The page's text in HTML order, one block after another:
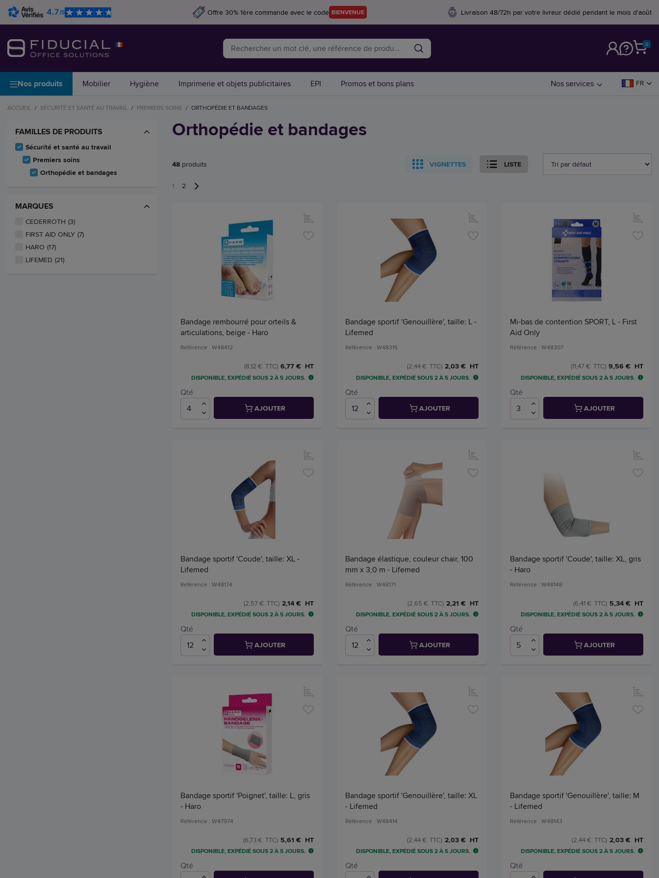
4.7/5 Offre 30% 1ère commande avec le code BIENVENUE Livraison 48/72h par votre livreur dédié pendant le mois d'août
0
Nos produits Mobilier Hygiène Imprimerie et objets publicitaires EPI Promos et bons plans Nos services FR
ACCUEIL / SÉCURITÉ ET SANTÉ AU TRAVAIL / PREMIERS SOINS / ORTHOPÉDIE ET BANDAGES
FAMILLES DE PRODUITS
Sécurité et santé au travail
Premiers soins
Orthopédie et bandages
MARQUES
CEDERROTH (3)
FIRST AID ONLY (7)
HARO (17)
LIFEMED (21)
Orthopédie et bandages
48 produits VIGNETTES LISTE
1 2
Bandage rembourré pour orteils &
articulations, beige - Haro
Référence : W48412
6,77 € HT
(8,12 € TTC)
DISPONIBLE, EXPÉDIÉ SOUS 2 À 5 JOURS.
Qté
AJOUTER
Bandage sportif 'Genouillère', taille: L -
Lifemed
Référence : W48315
2,03 € HT
(2,44 € TTC)
DISPONIBLE, EXPÉDIÉ SOUS 2 À 5 JOURS.
Qté
AJOUTER
Mi-bas de contention SPORT, L - First
Aid Only
Référence : W48307
9,56 € HT
(11,47 € TTC)
DISPONIBLE, EXPÉDIÉ SOUS 2 À 5 JOURS.
Qté
AJOUTER
Bandage sportif 'Coude', taille: XL -
Lifemed
Référence : W48174
2,14 € HT
(2,57 € TTC)
DISPONIBLE, EXPÉDIÉ SOUS 2 À 5 JOURS.
Qté
AJOUTER
Bandage élastique, couleur chair, 100
mm x 3,0 m - Lifemed
Référence : W48171
2,21 € HT
(2,65 € TTC)
DISPONIBLE, EXPÉDIÉ SOUS 2 À 5 JOURS.
Qté
AJOUTER
Bandage sportif 'Coude', taille: XL, gris
- Haro
Référence : W48148
5,34 € HT
(6,41 € TTC)
DISPONIBLE, EXPÉDIÉ SOUS 2 À 5 JOURS.
Qté
AJOUTER
Bandage sportif 'Poignet', taille: L, gris
- Haro
Référence : W47974
5,61 € HT
(6,73 € TTC)
DISPONIBLE, EXPÉDIÉ SOUS 2 À 5 JOURS.
Qté
Bandage sportif 'Genouillère', taille: XL
- Lifemed
Référence : W48414
2,03 € HT
(2,44 € TTC)
DISPONIBLE, EXPÉDIÉ SOUS 2 À 5 JOURS.
Qté
Bandage sportif 'Genouillère', taille: M
- Lifemed
Référence : W48143
2,03 € HT
(2,44 € TTC)
DISPONIBLE, EXPÉDIÉ SOUS 2 À 5 JOURS.
Qté